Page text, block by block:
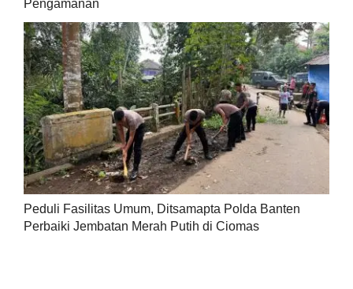
Pengamanan
Peduli Fasilitas Umum, Ditsamapta Polda Banten
Perbaiki Jembatan Merah Putih di Ciomas